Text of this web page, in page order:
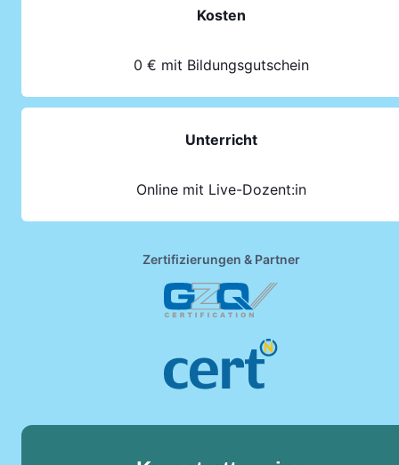
Kosten
0 € mit Bildungsgutschein
Unterricht
Online mit Live-Dozent:in
Zertifizierungen & Partner